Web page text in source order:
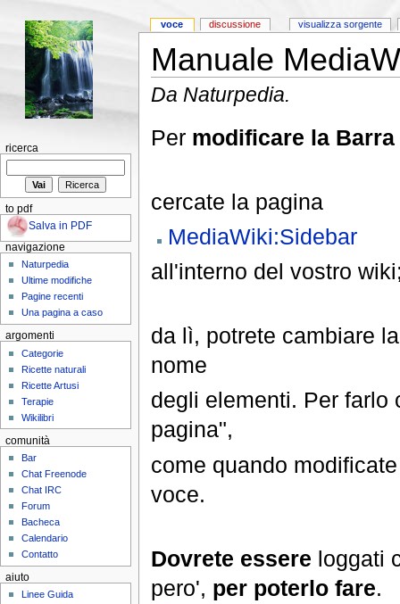
Manuale
Da Naturpedia.
Per modificare la Barra
cercate la pagina
MediaWiki:Sidebar
all'interno del vostro
da lì, potrete cambiare
nome
degli elementi. Per farlo
pagina",
come quando
voce.
Dovrete essere loggati
pero', per poterlo fare.
voce discussione visualizza sorgente
ricerca
to pdf
Salva in PDF
navigazione
Naturpedia
Ultime modifiche
Pagine recenti
Una pagina a caso
argomenti
Categorie
Ricette naturali
Ricette Artusi
Terapie
Wikilibri
comunità
Bar
Chat Freenode
Chat IRC
Forum
Bacheca
Calendario
Contatto
aiuto
Linee Guida